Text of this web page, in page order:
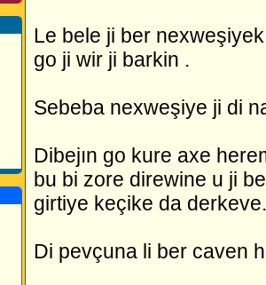
Le bele ji ber
go ji wir ji barkin .
Sebeba nexweşiye ji di
Dibejın go kure axe
bu bi zore direwine u ji
girtiye keçike da derkeve.
Di pevçuna li ber caven